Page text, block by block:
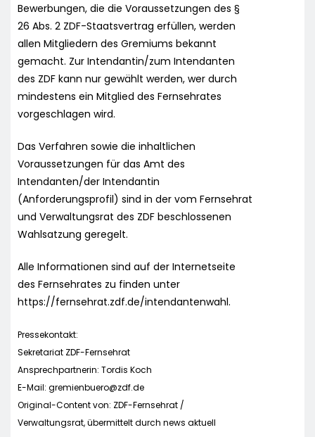
Bewerbungen, die die Voraussetzungen des §
26 Abs. 2 ZDF-Staatsvertrag erfüllen, werden
allen Mitgliedern des Gremiums bekannt
gemacht. Zur Intendantin/zum Intendanten
des ZDF kann nur gewählt werden, wer durch
mindestens ein Mitglied des Fernsehrates
vorgeschlagen wird.
Das Verfahren sowie die inhaltlichen
Voraussetzungen für das Amt des
Intendanten/der Intendantin
(Anforderungsprofil) sind in der vom Fernsehrat
und Verwaltungsrat des ZDF beschlossenen
Wahlsatzung geregelt.
Alle Informationen sind auf der Internetseite
des Fernsehrates zu finden unter
https://fernsehrat.zdf.de/intendantenwahl.
Pressekontakt:
Sekretariat ZDF-Fernsehrat
Ansprechpartnerin: Tordis Koch
E-Mail: gremienbuero@zdf.de
Original-Content von: ZDF-Fernsehrat /
Verwaltungsrat, übermittelt durch news aktuell